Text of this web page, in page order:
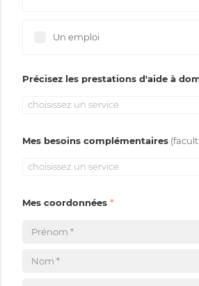
Un emploi
Précisez les prestations d'aide à
choisissez un service
Mes besoins complémentaires
choisissez un service
Mes coordonnées